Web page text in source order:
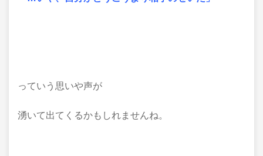
っていう思いや声が
湧いて出てくるかもしれませんね。